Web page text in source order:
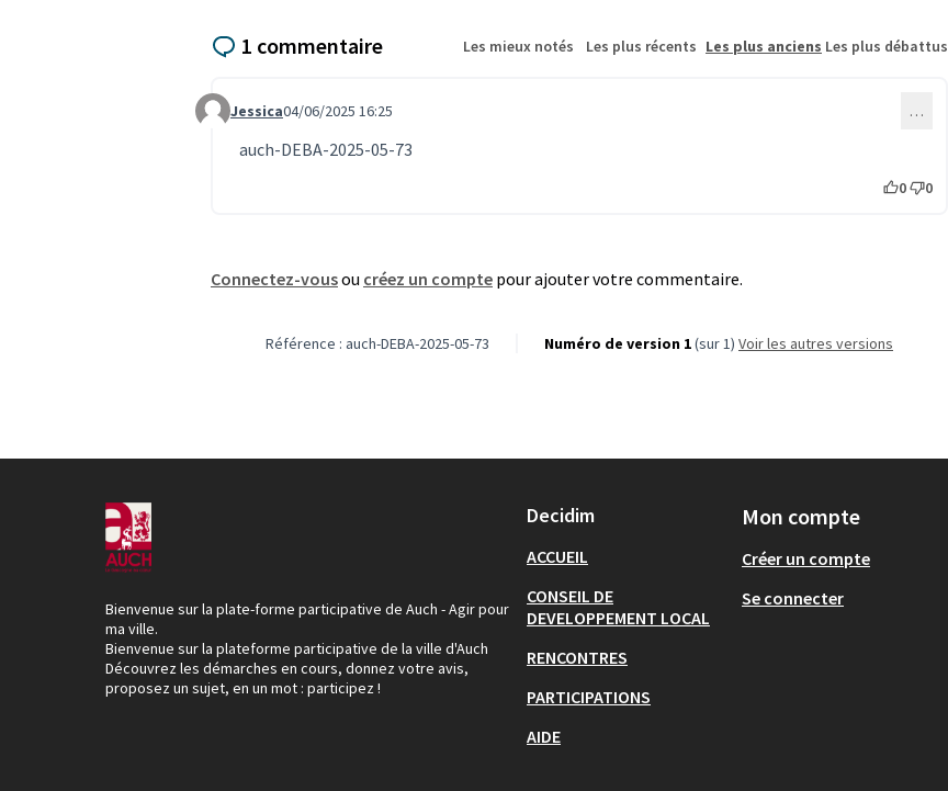
1 commentaire Les mieux notés Les plus récents Les plus anciens Les plus débattus
Commentaire 407
Jessica04/06/2025 16:25 …
auch-DEBA-2025-05-73
0 0
Connectez-vousou créez un compte pour ajouter votre commentaire.
Référence : auch-DEBA-2025-05-73 Numéro de version 1(sur 1) voir les autres versions
Bienvenue sur la plate-forme participative de Auch - Agir pour
ma ville.
Bienvenue sur la plateforme participative de la ville d'Auch
Découvrez les démarches en cours, donnez votre avis,
proposez un sujet, en un mot : participez !
Decidim
ACCUEIL
CONSEIL DE
DEVELOPPEMENT LOCAL
RENCONTRES
PARTICIPATIONS
AIDE
Mon compte
Créer un compte
Se connecter